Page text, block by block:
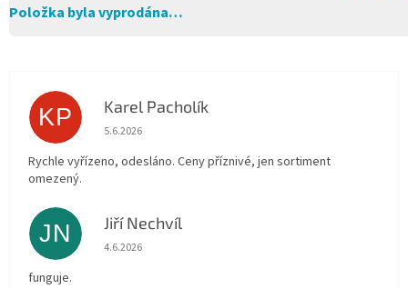
Položka byla vyprodána…
KP Karel Pacholík
Hodnocení obchodu je 4 z 5 hvězdiček.
5.6.2026
Rychle vyřízeno, odesláno. Ceny příznivé, jen sortiment
omezený.
JN Jiří Nechvíl
Hodnocení obchodu je 5 z 5 hvězdiček.
4.6.2026
funguje.